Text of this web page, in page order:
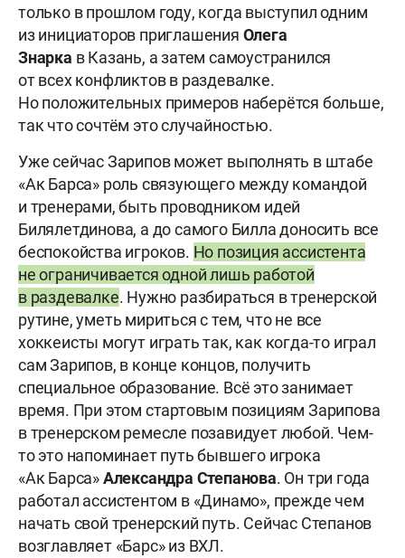
только в прошлом году, когда выступил одним
из инициаторов приглашения Олега
Знарка в Казань, а затем самоустранился
от всех конфликтов в раздевалке.
Но положительных примеров наберётся больше,
так что сочтём это случайностью.
Уже сейчас Зарипов может выполнять в штабе
«Ак Барса» роль связующего между командой
и тренерами, быть проводником идей
Билялетдинова, а до самого Билла доносить все
беспокойства игроков. Но позиция ассистента
не ограничивается одной лишь работой
в раздевалке. Нужно разбираться в тренерской
рутине, уметь мириться с тем, что не все
хоккеисты могут играть так, как когда-то играл
сам Зарипов, в конце концов, получить
специальное образование. Всё это занимает
время. При этом стартовым позициям Зарипова
в тренерском ремесле позавидует любой. Чем-
то это напоминает путь бывшего игрока
«Ак Барса»Александра Степанова. Он три года
работал ассистентом в «Динамо», прежде чем
начать свой тренерский путь. Сейчас Степанов
возглавляет «Барс» из ВХЛ.